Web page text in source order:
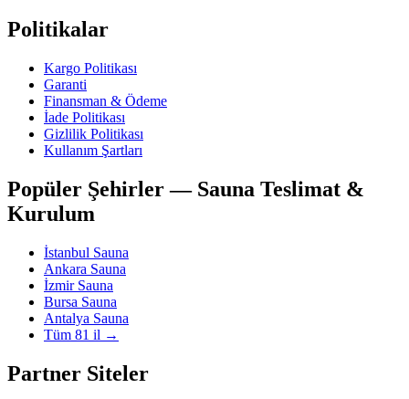
Politikalar
Kargo Politikası
Garanti
Finansman & Ödeme
İade Politikası
Gizlilik Politikası
Kullanım Şartları
Popüler Şehirler — Sauna Teslimat &
Kurulum
İstanbul Sauna
Ankara Sauna
İzmir Sauna
Bursa Sauna
Antalya Sauna
Tüm 81 il →
Partner Siteler